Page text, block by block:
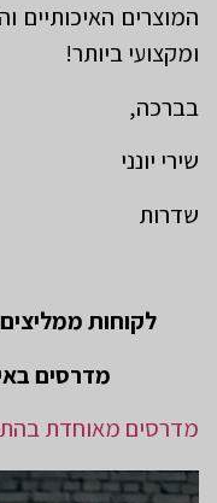
המוצרים האיכותיים
ומקצועי ביותר!
בברכה,
שירי יונני
שדרות
לקוחות
מדרסים
מדרסים מאוחדת